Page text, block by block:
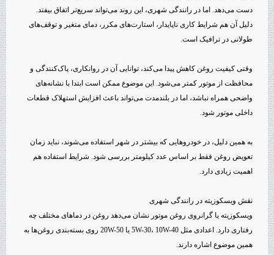
دست می‌دهد. اما در رانندگی شهری، این روند می‌تواند سریع‌تر اتفاق بیفتد.
دلیل آن هم شرایط کاری ناپایدار، استارت‌های مکرر، دمای متغیر و توقف‌های
طولانی در ترافیک است.
وقتی کیفیت روغن کاهش پیدا می‌کند، توانایی آن در روانکاری، پاک‌کنندگی و
محافظت از موتور کمتر می‌شود. این موضوع ممکن است ابتدا با نشانه‌های
واضحی همراه نباشد، اما در بلندمدت می‌تواند باعث افزایش استهلاک قطعات
داخلی موتور شود.
به همین دلیل، در خودروهایی که بیشتر در شهر استفاده می‌شوند، نباید زمان
تعویض روغن فقط بر اساس عدد کیلومتر بررسی شود. شرایط استفاده هم
اهمیت زیادی دارد.
نقش ویسکوزیته در رانندگی شهری
ویسکوزیته یا گرانروی روغن موتور نشان می‌دهد روغن در دماهای مختلف چه
رفتاری دارد. اعدادی مثل 5W-30، 10W-40 یا 20W-50 روی بسته‌بندی روغن‌ها به
همین موضوع اشاره دارند.